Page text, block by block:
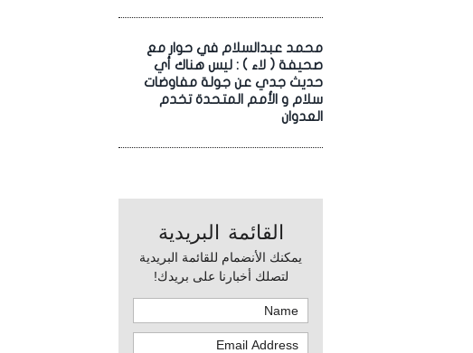
محمد عبدالسلام في حوار مع
صحيفة ( لاء ) : ليس هناك أي
حديث جدي عن جولة مفاوضات
سلام و الأمم المتحدة تخدم
العدوان
القائمة البريدية
يمكنك الأنضمام للقائمة البريدية
لتصلك أخبارنا على بريدك!